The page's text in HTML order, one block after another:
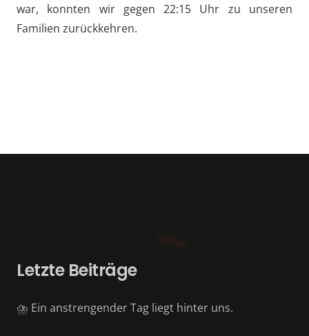
war, konnten wir gegen 22:15 Uhr zu unseren
Familien zurückkehren.
Letzte Beiträge
⛈️ Ein anstrengender Tag liegt hinter uns.